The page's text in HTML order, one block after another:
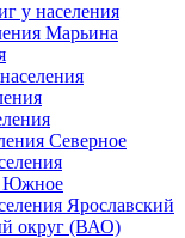
у населения
Марьина
Северное
Южное
Ярославский
округ (ВАО)